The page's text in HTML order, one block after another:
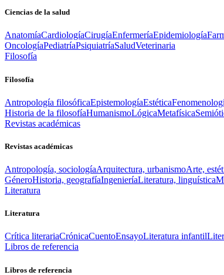
Ciencias de la salud
AnatomíaCardiologíaCirugíaEnfermeríaEpidemiología
OncologíaPediatríaPsiquiatríaSaludVeterinaria
Filosofía
Filosofía
Antropología filosóficaEpistemologíaEstética
Historia de la filosofíaHumanismoLógicaMetafísica
Revistas académicas
Revistas académicas
Antropología, sociologíaArquitectura, urbanismoArte,
GéneroHistoria, geografíaIngenieríaLiteratura, linguística
Literatura
Literatura
Crítica literariaCrónicaCuentoEnsayoLiteratura infantil
Libros de referencia
Libros de referencia